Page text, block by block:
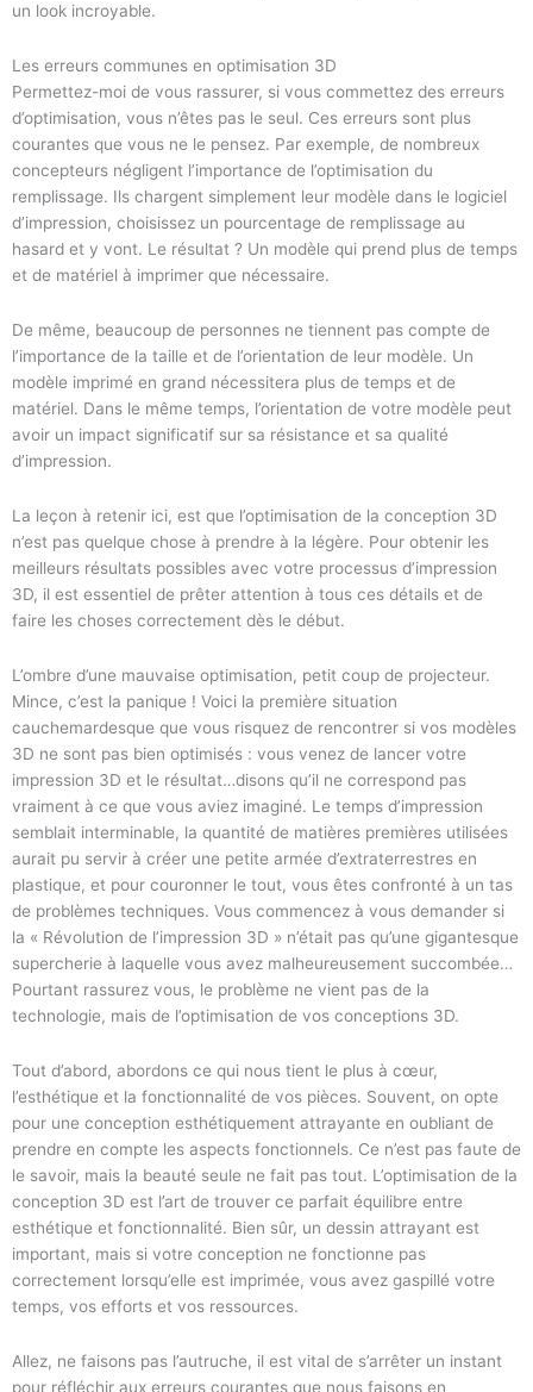
un look incroyable.
Les erreurs communes en optimisation 3D
Permettez-moi de vous rassurer, si vous commettez des erreurs
d’optimisation, vous n’êtes pas le seul. Ces erreurs sont plus
courantes que vous ne le pensez. Par exemple, de nombreux
concepteurs négligent l’importance de l’optimisation du
remplissage. Ils chargent simplement leur modèle dans le logiciel
d’impression, choisissez un pourcentage de remplissage au
hasard et y vont. Le résultat ? Un modèle qui prend plus de temps
et de matériel à imprimer que nécessaire.
De même, beaucoup de personnes ne tiennent pas compte de
l’importance de la taille et de l’orientation de leur modèle. Un
modèle imprimé en grand nécessitera plus de temps et de
matériel. Dans le même temps, l’orientation de votre modèle peut
avoir un impact significatif sur sa résistance et sa qualité
d’impression.
La leçon à retenir ici, est que l’optimisation de la conception 3D
n’est pas quelque chose à prendre à la légère. Pour obtenir les
meilleurs résultats possibles avec votre processus d’impression
3D, il est essentiel de prêter attention à tous ces détails et de
faire les choses correctement dès le début.
L’ombre d’une mauvaise optimisation, petit coup de projecteur.
Mince, c’est la panique ! Voici la première situation
cauchemardesque que vous risquez de rencontrer si vos modèles
3D ne sont pas bien optimisés : vous venez de lancer votre
impression 3D et le résultat…disons qu’il ne correspond pas
vraiment à ce que vous aviez imaginé. Le temps d’impression
semblait interminable, la quantité de matières premières utilisées
aurait pu servir à créer une petite armée d’extraterrestres en
plastique, et pour couronner le tout, vous êtes confronté à un tas
de problèmes techniques. Vous commencez à vous demander si
la « Révolution de l’impression 3D » n’était pas qu’une gigantesque
supercherie à laquelle vous avez malheureusement succombée…
Pourtant rassurez vous, le problème ne vient pas de la
technologie, mais de l’optimisation de vos conceptions 3D.
Tout d’abord, abordons ce qui nous tient le plus à cœur,
l’esthétique et la fonctionnalité de vos pièces. Souvent, on opte
pour une conception esthétiquement attrayante en oubliant de
prendre en compte les aspects fonctionnels. Ce n’est pas faute de
le savoir, mais la beauté seule ne fait pas tout. L’optimisation de la
conception 3D est l’art de trouver ce parfait équilibre entre
esthétique et fonctionnalité. Bien sûr, un dessin attrayant est
important, mais si votre conception ne fonctionne pas
correctement lorsqu’elle est imprimée, vous avez gaspillé votre
temps, vos efforts et vos ressources.
Allez, ne faisons pas l’autruche, il est vital de s’arrêter un instant
pour réfléchir aux erreurs courantes que nous faisons en